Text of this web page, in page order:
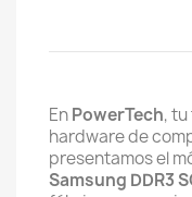
EnPowerTech,
hardware de
presentamos el
Samsung DDR3